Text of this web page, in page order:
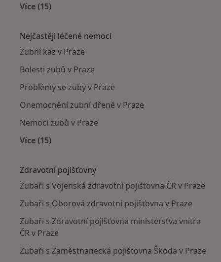
Více (15)
Nejčastěji léčené nemoci
Zubní kaz v Praze
Bolesti zubů v Praze
Problémy se zuby v Praze
Onemocnění zubní dřeně v Praze
Nemoci zubů v Praze
Více (15)
Zdravotní pojišťovny
Zubaři s Vojenská zdravotní pojišťovna ČR v Praze
Zubaři s Oborová zdravotní pojišťovna v Praze
Zubaři s Zdravotní pojišťovna ministerstva vnitra
ČR v Praze
Zubaři s Zaměstnanecká pojišťovna Škoda v Praze